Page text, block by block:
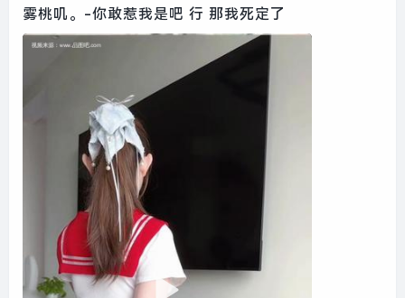
雾桃叽。-你敢惹我是吧 行 那我死定了